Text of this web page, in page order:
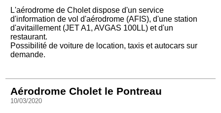
L'aérodrome de Cholet dispose d'un service
d'information de vol d'aérodrome (AFIS), d'une station
d'avitaillement (JET A1, AVGAS 100LL) et d'un
restaurant.
Possibilité de voiture de location, taxis et autocars sur
demande.
Aérodrome Cholet le Pontreau
10/03/2020